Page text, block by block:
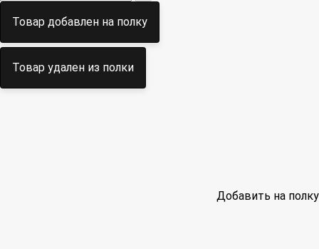
Товар добавлен на полку
Товар удален из полки
Добавить на полку